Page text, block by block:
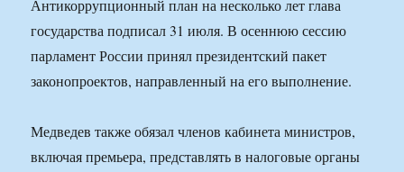
Антикоррупционный план на несколько лет глава
государства подписал 31 июля. В осеннюю сессию
парламент России принял президентский пакет
законопроектов, направленный на его выполнение.
Медведев также обязал членов кабинета министров,
включая премьера, представлять в налоговые органы